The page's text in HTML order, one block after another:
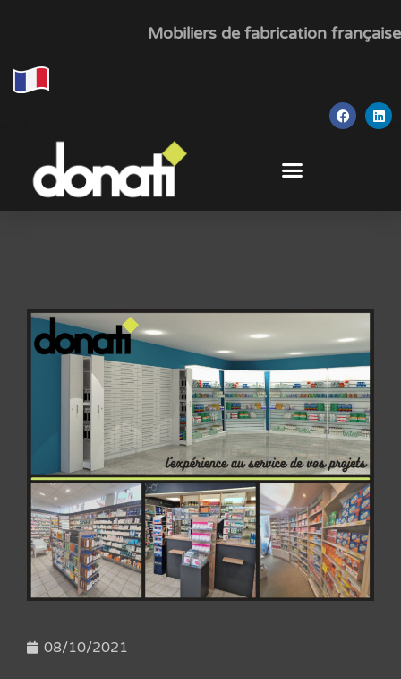
Mobiliers de fabrication française
08/10/2021